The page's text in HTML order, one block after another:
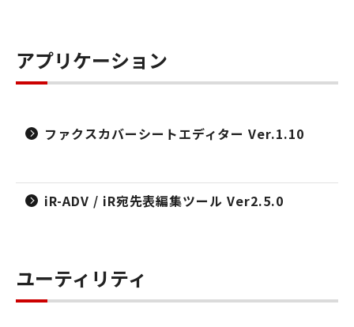
アプリケーション
ファクスカバーシートエディター Ver.1.10
iR-ADV / iR宛先表編集ツール Ver2.5.0
ユーティリティ